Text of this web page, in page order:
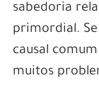
sabedoria
primordial.
causal
muitos